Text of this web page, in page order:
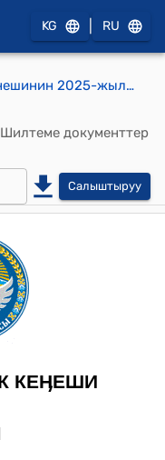
KG RU
Баткен шаардык кенешинин 2025-жылдын 25-декабрындагы №81 "Баткен шаарынын жергиликтүү коомдоштугунун Уставын жаңы редакцияда кабыл алуу жөнүндө" токтому
Шилтеме документтер
Салыштыруу